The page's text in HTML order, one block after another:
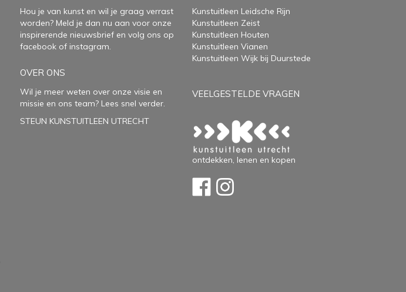
Hou je van kunst en wil je graag verrast
worden? Meld je dan nu aan voor onze
inspirerende nieuwsbrief en volg ons op
facebook of instagram
OVER ONS
Wil je meer weten over onze visie en
missie en ons team? Lees snel verder.
STEUN KUNSTUITLEEN UTRECHT
Kunstuitleen Leidsche Rijn
Kunstuitleen Zeist
Kunstuitleen Houten
Kunstuitleen Vianen
Kunstuitleen Wijk bij Duurstede
VEELGESTELDE VRAGEN
ontdekken, lenen en kopen